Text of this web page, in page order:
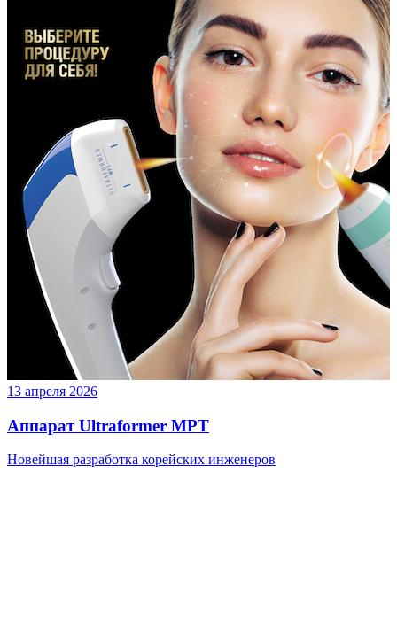
13 апреля 2026
Аппарат Ultraformer MPT
Новейшая разработка корейских инженеров